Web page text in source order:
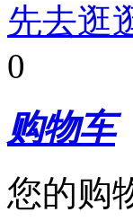
先去逛
0
购物车
您的购